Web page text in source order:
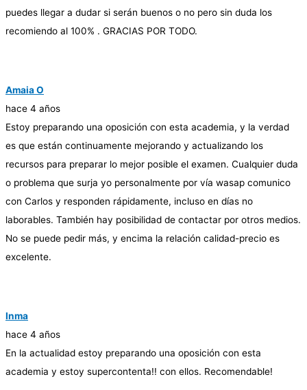
puedes llegar a dudar si serán buenos o no pero sin duda los
recomiendo al 100% . GRACIAS POR TODO.
Amaia O
hace 4 años
Estoy preparando una oposición con esta academia, y la verdad
es que están continuamente mejorando y actualizando los
recursos para preparar lo mejor posible el examen. Cualquier duda
o problema que surja yo personalmente por vía wasap comunico
con Carlos y responden rápidamente, incluso en días no
laborables. También hay posibilidad de contactar por otros medios.
No se puede pedir más, y encima la relación calidad-precio es
excelente.
Inma
hace 4 años
En la actualidad estoy preparando una oposición con esta
academia y estoy supercontenta!! con ellos. Recomendable!